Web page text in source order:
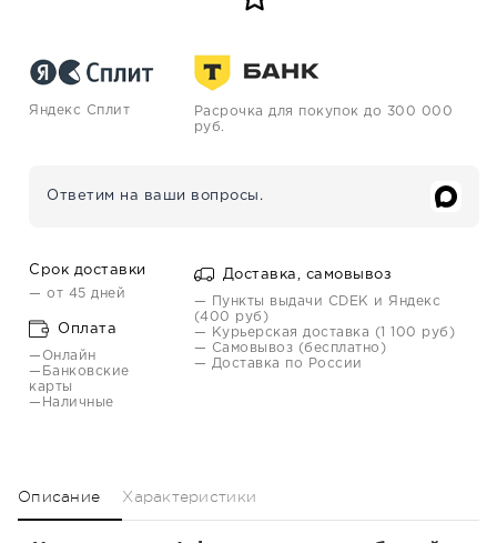
Яндекс Сплит
Расрочка для покупок до 300 000
руб.
Ответим на ваши вопросы.
Срок доставки
— от 45 дней
Оплата
—Онлайн
—Банковские
карты
—Наличные
Доставка, самовывоз
— Пункты выдачи CDEK и Яндекс
(400 руб)
— Курьерская доставка (1 100 руб)
— Самовывоз (бесплатно)
— Доставка по России
Описание Характеристики